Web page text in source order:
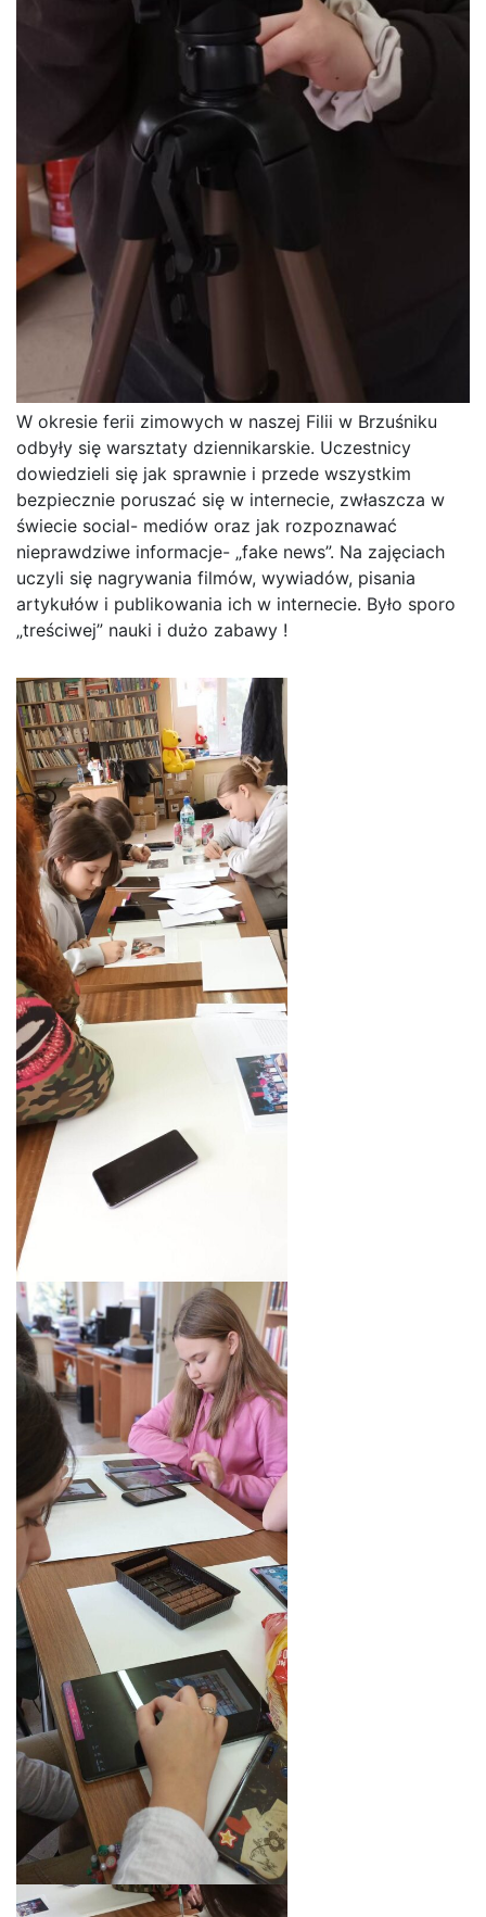
W okresie ferii zimowych w naszej Filii w Brzuśniku
odbyły się warsztaty dziennikarskie. Uczestnicy
dowiedzieli się jak sprawnie i przede wszystkim
bezpiecznie poruszać się w internecie, zwłaszcza w
świecie social- mediów oraz jak rozpoznawać
nieprawdziwe informacje- „fake news”. Na zajęciach
uczyli się nagrywania filmów, wywiadów, pisania
artykułów i publikowania ich w internecie. Było sporo
„treściwej” nauki i dużo zabawy !